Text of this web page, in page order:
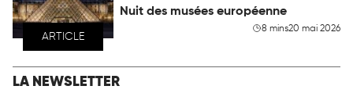
ARTICLE
Nuit des musées européenne
8 mins20 mai 2026
LA NEWSLETTER